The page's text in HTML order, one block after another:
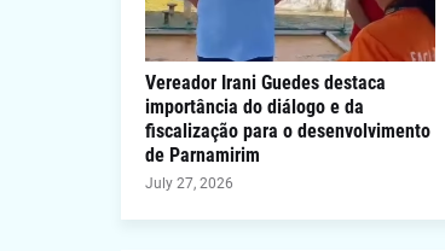
Vereador Irani Guedes destaca
importância do diálogo e da
fiscalização para o desenvolvimento
de Parnamirim
July 27, 2026